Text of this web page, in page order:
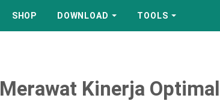
SHOP DOWNLOAD TOOLS
Kinerja Optimal